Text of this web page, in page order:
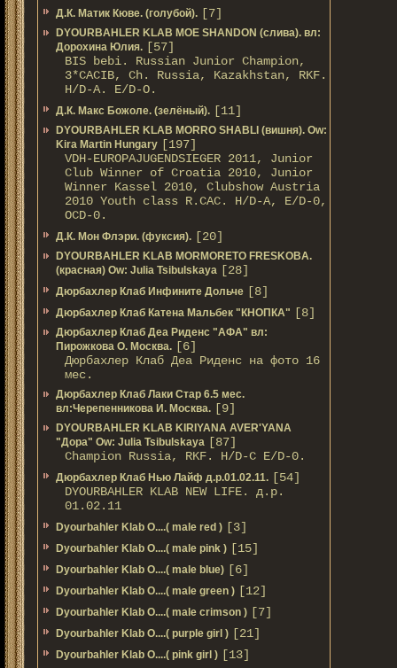
Д.К. Матик Кюве. (голубой). [7]
DYOURBAHLER KLAB MOE SHANDON (слива). вл:
Дорохина Юлия. [57]
BIS bebi. Russian Junior Champion,
3*САСIB, Ch. Russia, Kazakhstan, RKF.
Н/D-A. E/D-O.
Д.К. Макс Божоле. (зелёный). [11]
DYOURBAHLER KLAB MORRO SHABLI (вишня). Ow:
Kira Martin Hungary [197]
VDH-EUROPAJUGENDSIEGER 2011, Junior
Club Winner of Croatia 2010, Junior
Winner Kassel 2010, Clubshow Austria
2010 Youth class R.CAC. Н/D-A, E/D-0,
OCD-0.
Д.К. Мон Флэри. (фуксия). [20]
DYOURBAHLER KLAB MORMORETO FRESKOBA.
(красная) Ow: Julia Tsibulskaya [28]
Дюрбахлер Клаб Инфините Дольче [8]
Дюрбахлер Клаб Катена Мальбек "КНОПКА" [8]
Дюрбахлер Клаб Деа Риденс "АФА" вл:
Пирожкова О. Москва. [6]
Дюрбахлер Клаб Деа Риденс на фото 16
мес.
Дюрбахлер Клаб Лаки Стар 6.5 мес.
вл:Черепенникова И. Москва. [9]
DYOURBAHLER KLAB KIRIYANA AVER'YANA
"Дора" Ow: Julia Tsibulskaya [87]
Champion Russia, RKF. H/D-С E/D-0.
Дюрбахлер Клаб Нью Лайф д.р.01.02.11. [54]
DYOURBAHLER KLAB NEW LIFE. д.р.
01.02.11
Dyourbahler Klab O....( male red ) [3]
Dyourbahler Klab O....( male pink ) [15]
Dyourbahler Klab O....( male blue) [6]
Dyourbahler Klab O....( male green ) [12]
Dyourbahler Klab O....( male crimson ) [7]
Dyourbahler Klab O....( purple girl ) [21]
Dyourbahler Klab O....( pink girl ) [13]